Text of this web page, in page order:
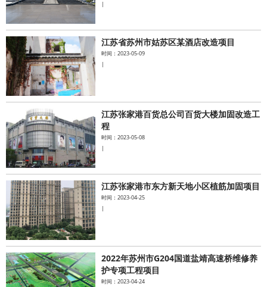
|
江苏省苏州市姑苏区某酒店改造项目
时间：2023-05-09
|
江苏张家港百货总公司百货大楼加固改造工
程
时间：2023-05-08
|
江苏张家港市东方新天地小区植筋加固项目
时间：2023-04-25
|
2022年苏州市G204国道盐靖高速桥维修养
护专项工程项目
时间：2023-04-24